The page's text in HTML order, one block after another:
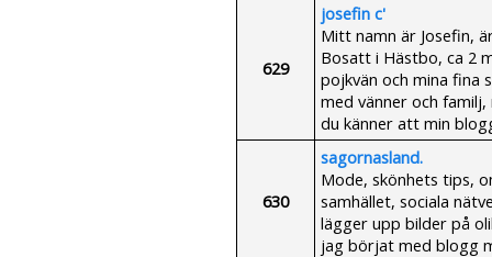
629
josefin c'
Mitt namn är Josefin,
Bosatt i Hästbo, ca 2
pojkvän och mina fina
med vänner och
du känner att min
630
sagornasland.
Mode, skönhets tips,
samhället, sociala
lägger upp bilder på
jag börjat med blogg